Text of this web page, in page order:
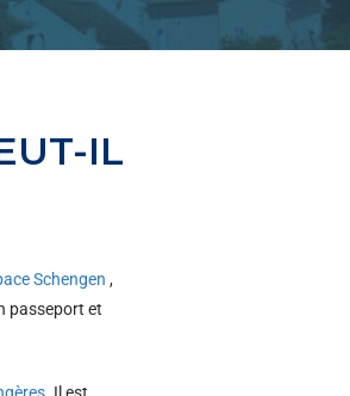
IL
Schengen ,
passeport et